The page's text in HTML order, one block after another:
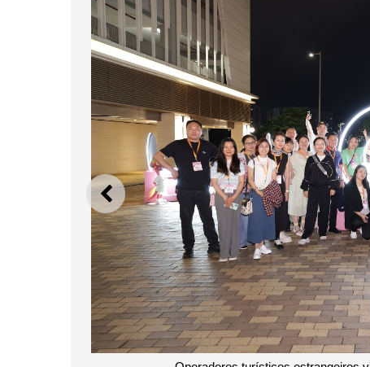
ANTERIOR